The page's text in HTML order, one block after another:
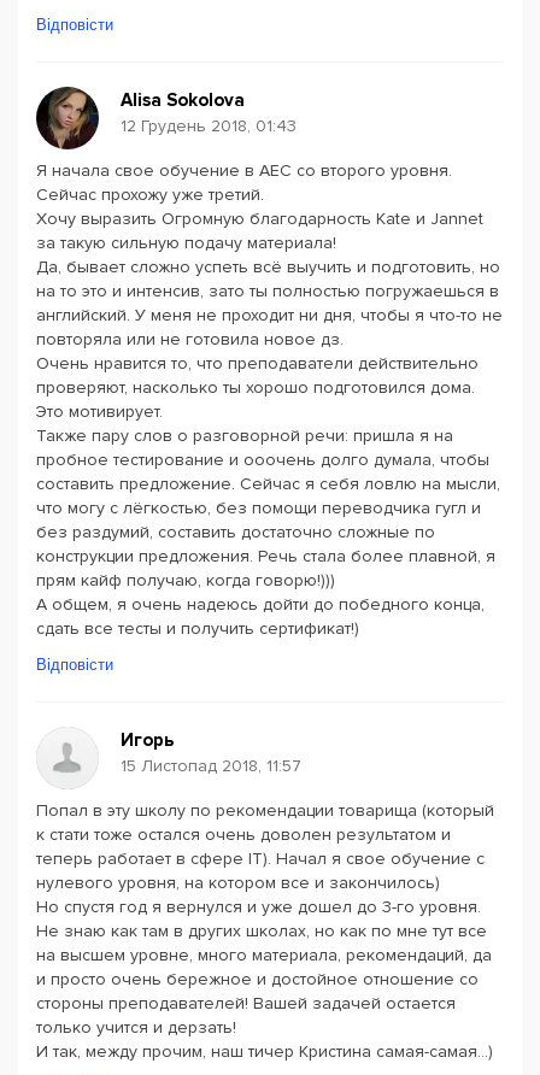
Відповісти
Alisa Sokolova
12 Грудень 2018, 01:43
Я начала свое обучение в AEC со второго уровня.
Сейчас прохожу уже третий.
Хочу выразить Огромную благодарность Kate и Jannet
за такую сильную подачу материала!
Да, бывает сложно успеть всё выучить и подготовить, но
на то это и интенсив, зато ты полностью погружаешься в
английский. У меня не проходит ни дня, чтобы я что-то не
повторяла или не готовила новое дз.
Очень нравится то, что преподаватели действительно
проверяют, насколько ты хорошо подготовился дома.
Это мотивирует.
Также пару слов о разговорной речи: пришла я на
пробное тестирование и ооочень долго думала, чтобы
составить предложение. Сейчас я себя ловлю на мысли,
что могу с лёгкостью, без помощи переводчика гугл и
без раздумий, составить достаточно сложные по
конструкции предложения. Речь стала более плавной, я
прям кайф получаю, когда говорю!)))
А общем, я очень надеюсь дойти до победного конца,
сдать все тесты и получить сертификат!)
Відповісти
Игорь
15 Листопад 2018, 11:57
Попал в эту школу по рекомендации товарища (который
к стати тоже остался очень доволен результатом и
теперь работает в сфере IT). Начал я свое обучение с
нулевого уровня, на котором все и закончилось)
Но спустя год я вернулся и уже дошел до 3-го уровня.
Не знаю как там в других школах, но как по мне тут все
на высшем уровне, много материала, рекомендаций, да
и просто очень бережное и достойное отношение со
стороны преподавателей! Вашей задачей остается
только учится и дерзать!
И так, между прочим, наш тичер Кристина самая-самая...)